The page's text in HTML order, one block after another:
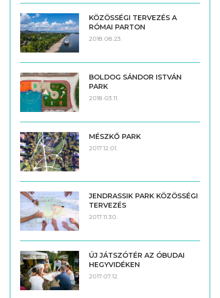
KÖZÖSSÉGI TERVEZÉS A
RÓMAI PARTON
2018.08.23.
BOLDOG SÁNDOR ISTVÁN
PARK
2018.03.11.
MÉSZKŐ PARK
2017.12.01.
JENDRASSIK PARK KÖZÖSSÉGI
TERVEZÉS
2017.11.30.
ÚJ JÁTSZÓTÉR AZ ÓBUDAI
HEGYVIDÉKEN
2017.07.12.